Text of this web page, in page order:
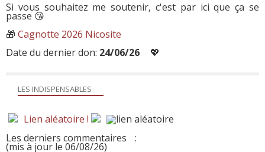
LES INDISPENSABLES
Lien aléatoire !
Les derniers commentaires
:
(mis à jour le 06/08/26)
Si vous souhaitez me soutenir, c'est par ici que ça se
passe 😘
🎁 Cagnotte 2026 Nicosite
Date du dernier don: 24/06/26 💖